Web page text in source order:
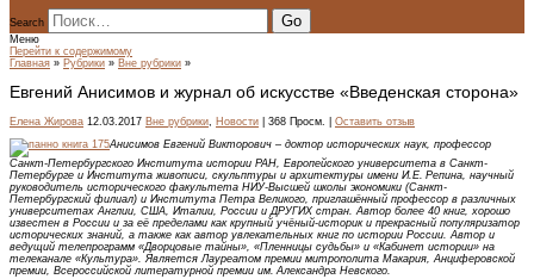
Search
Меню
Перейти к содержимому
Главная » Рубрики » Вне рубрики »
Евгений Анисимов и журнал об искусстве «Введенская сторона»
Елена Жирова 12.03.2017 Вне рубрики, Новости | 368 Просм. | Оставить отзыв
Анисимов Евгений Викторович – доктор исторических наук, профессор
Санкт-Петербургского Института истории РАН, Европейского университета в Санкт-
Петербурге и Института живописи, скульптуры и архитектуры имени И.Е. Репина, научный
руководитель исторического факультета НИУ-Высшей школы экономики (Санкт-
Петербургский филиал) и Института Петра Великого, приглашённый профессор в различных
университетах Англии, США, Италии, России и ДРУГИХ стран. Автор более 40 книг, хорошо
известен в России и за её пределами как крупный учёный-историк и прекрасный популяризатор
исторических знаний, а также как автор увлекательных книг по истории России. Автор и
ведущий телепрограмм «Дворцовые тайны», «Пленницы судьбы» и «Кабинет истории» на
телеканале «Культура». Является Лауреатом премии митрополита Макария, Анциферовской
премии, Всероссийской литературной премии им. Александра Невского.